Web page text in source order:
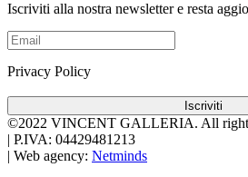
Iscriviti alla nostra newsletter e resta
Privacy Policy
Iscriviti
©2022 VINCENT GALLERIA. All
P.IVA: 04429481213
Web agency: Netminds